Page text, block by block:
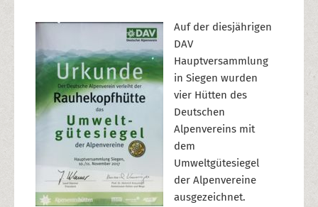
Auf der diesjährigen
DAV
Hauptversammlung
in Siegen wurden
vier Hütten des
Deutschen
Alpenvereins mit
dem
Umweltgütesiegel
der Alpenvereine
ausgezeichnet.